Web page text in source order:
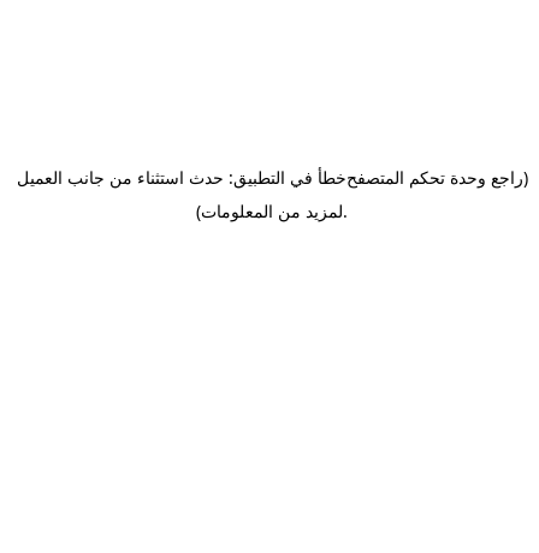
خطأ في التطبيق: حدث استثناء من جانب العميل(راجع وحدة تحكم المتصفح
لمزيد من المعلومات).